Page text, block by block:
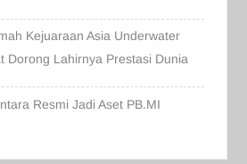
Kejuaraan Asia Underwater
Dorong Lahirnya Prestasi Dunia
Resmi Jadi Aset PB.MI